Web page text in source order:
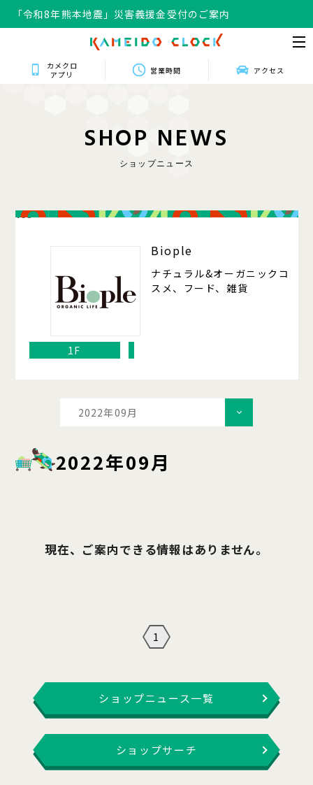
「令和8年熊本地震」災害義援金受付のご案内
カメクロ
アプリ
営業時間 アクセス
SHOP NEWS
ショップニュース
105
Biople
ナチュラル&オーガニックコ
スメ、フード、雑貨
1F
2022年09月
2022年09月
現在、ご案内できる情報はありません。
1
ショップニュース一覧
ショップサーチ